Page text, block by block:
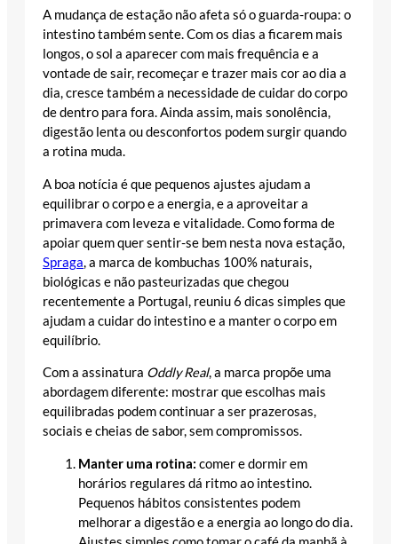
A mudança de estação não afeta só o guarda-roupa: o
intestino também sente. Com os dias a ficarem mais
longos, o sol a aparecer com mais frequência e a
vontade de sair, recomeçar e trazer mais cor ao dia a
dia, cresce também a necessidade de cuidar do corpo
de dentro para fora. Ainda assim, mais sonolência,
digestão lenta ou desconfortos podem surgir quando
a rotina muda.
A boa notícia é que pequenos ajustes ajudam a
equilibrar o corpo e a energia, e a aproveitar a
primavera com leveza e vitalidade. Como forma de
apoiar quem quer sentir-se bem nesta nova estação,
Spraga, a marca de kombuchas 100% naturais,
biológicas e não pasteurizadas que chegou
recentemente a Portugal, reuniu 6 dicas simples que
ajudam a cuidar do intestino e a manter o corpo em
equilíbrio.
Com a assinatura Oddly Real, a marca propõe uma
abordagem diferente: mostrar que escolhas mais
equilibradas podem continuar a ser prazerosas,
sociais e cheias de sabor, sem compromissos.
Manter uma rotina: comer e dormir em
horários regulares dá ritmo ao intestino.
Pequenos hábitos consistentes podem
melhorar a digestão e a energia ao longo do dia.